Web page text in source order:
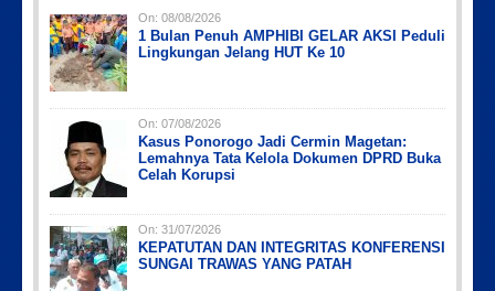
IMG_20230730_152959
Picsart_23-04-10_00-36-15-097
Picsart_23-04-12_11-55-35-604
Picsart_23-04-02_13-27-26-448
PicsArt_03-12-12.53.38
On: 08/08/2026
1 Bulan Penuh AMPHIBI GELAR AKSI Peduli
Lingkungan Jelang HUT Ke 10
On: 07/08/2026
Kasus Ponorogo Jadi Cermin Magetan:
Lemahnya Tata Kelola Dokumen DPRD Buka
Celah Korupsi
On: 31/07/2026
KEPATUTAN DAN INTEGRITAS KONFERENSI
SUNGAI TRAWAS YANG PATAH